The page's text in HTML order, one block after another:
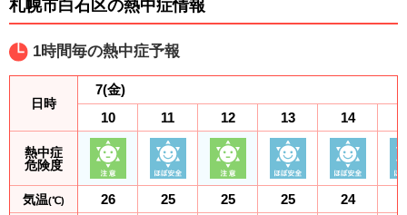
札幌市白石区の熱中症情報
1時間毎の熱中症予報
日時
熱中症
危険度
気温(℃)
7(金)
10
26
11
25
12
25
13
25
14
24